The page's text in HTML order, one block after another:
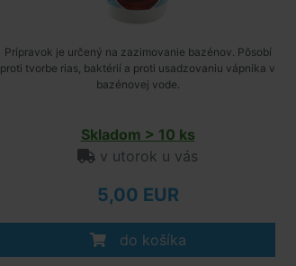
Prípravok je určený na zazimovanie bazénov. Pôsobí
proti tvorbe rias, baktérií a proti usadzovaniu vápnika v
bazénovej vode.
Skladom > 10 ks
v utorok u vás
5,00 EUR
do košíka